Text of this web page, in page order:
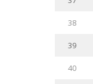
38
39
40